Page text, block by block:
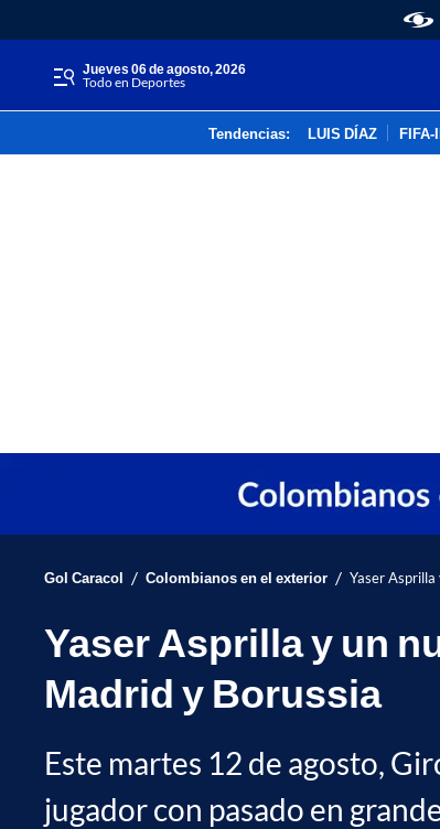
jueves 06 de agosto, 2026
Todo en Deportes
Tendencias: LUIS DÍAZ FIFA-
Gol Caracol / Colombianos en el exterior / Yaser
Yaser Asprilla y un
Madrid y Borussia
Este martes 12 de agosto,
jugador con pasado en